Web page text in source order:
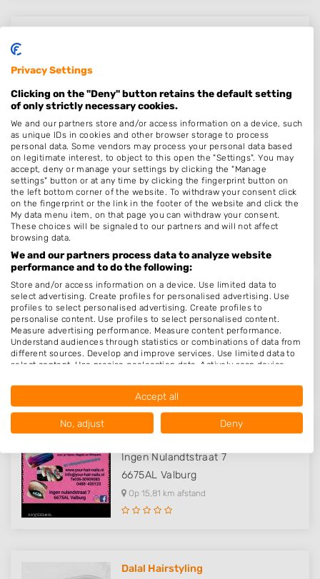
Op 15,42 km afstand
Eli’s kappers
Julianaplein 3
6671CA Zetten
Op 15,80 km afstand
By Wendy Hairstyling
Julianaplein 3
6671CA Zetten
Op 15,80 km afstand
Your hair & nails
Ingen Nulandtstraat 7
6675AL Valburg
Op 15,81 km afstand
Dalal Hairstyling
Privacy Settings
Clicking on the "Deny" button retains the default setting
of only strictly necessary cookies.
We and our partners store and/or access information on a device, such
as unique IDs in cookies and other browser storage to process
personal data. Some vendors may process your personal data based
on legitimate interest, to object to this open the "Settings". You may
accept, deny or manage your settings by clicking the "Manage
settings" button or at any time by clicking the fingerprint button on
the left bottom corner of the website. To withdraw your consent click
on the fingerprint or the link in the footer of the website and click the
My data menu item, on that page you can withdraw your consent.
These choices will be signaled to our partners and will not affect
browsing data.
We and our partners process data to analyze website
performance and to do the following:
Store and/or access information on a device. Use limited data to
select advertising. Create profiles for personalised advertising. Use
profiles to select personalised advertising. Create profiles to
personalise content. Use profiles to select personalised content.
Measure advertising performance. Measure content performance.
Understand audiences through statistics or combinations of data from
different sources. Develop and improve services. Use limited data to
select content. Use precise geolocation data. Actively scan device
Data may be shared outside of the European Union and send to the
Your consent and the cookie policy applies solely to this website/app.
View Partner List (1016 IAB Vendors)
We use your data for the following purposes:
IAB processing purposes:
Store and/or access information on a device
Use limited data to select advertising
Accept all
No, adjust Deny